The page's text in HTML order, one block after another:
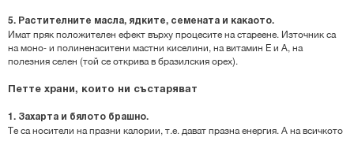
5. Растителните масла, ядките, семената и какаото.
Имат пряк положителен ефект върху процесите на стареене. Източник са
на моно- и полиненаситени мастни киселини, на витамин Е и А, на
полезния селен (той се открива в бразилския орех).
Петте храни, които ни състаряват
1. Захарта и бялото брашно.
Те са носители на празни калории, т.е. дават празна енергия. А на всичкото